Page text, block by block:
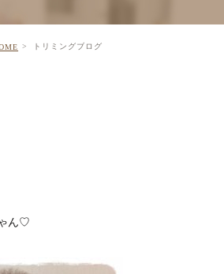
トリミングブログ
ん♡